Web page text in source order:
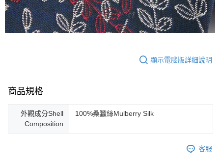
顯示電腦版詳細說明
商品規格
外觀成分Shell
Composition
100%桑蠶絲Mulberry Silk
客服